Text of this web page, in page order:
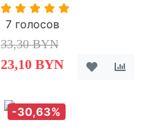
7 голосов
33,30 BYN
23,10 BYN
-30,63%